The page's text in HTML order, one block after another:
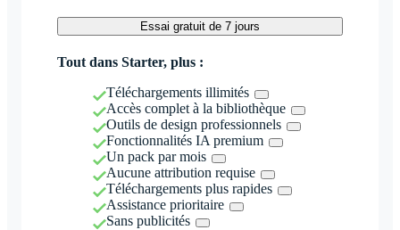
Essai gratuit de 7 jours
Tout dans Starter, plus :
Téléchargements illimités
Accès complet à la bibliothèque
Outils de design professionnels
Fonctionnalités IA premium
Un pack par mois
Aucune attribution requise
Téléchargements plus rapides
Assistance prioritaire
Sans publicités